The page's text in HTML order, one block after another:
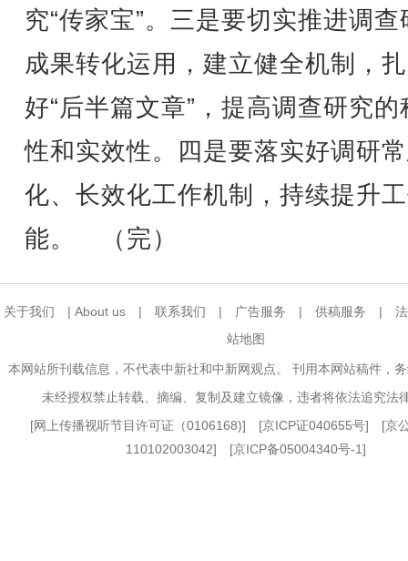
究“传家宝”。三是要切实推进调查
成果转化运用，建立健全机制，
好“后半篇文章”，提高调查研究的
性和实效性。四是要落实好调研
化、长效化工作机制，持续提升
能。 （完）
关于我们 | About us | 联系我们 | 广告服务 | 供稿服务 |
站地图
本网站所刊载信息，不代表中新社和中新网观点。 刊用本网站稿件，
未经授权禁止转载、摘编、复制及建立镜像，违者将依法追究法
[网上传播视听节目许可证（0106168)] [京ICP证040655号] [京
110102003042] [京ICP备05004340号-1]